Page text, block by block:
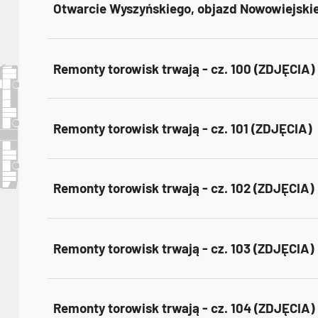
Otwarcie Wyszyńskiego, objazd
Remonty torowisk trwają - cz. 100 (ZDJĘCIA)
Remonty torowisk trwają - cz. 101 (ZDJĘCIA)
Remonty torowisk trwają - cz. 102 (ZDJĘCIA)
Remonty torowisk trwają - cz. 103 (ZDJĘCIA)
Remonty torowisk trwają - cz. 104 (ZDJĘCIA)